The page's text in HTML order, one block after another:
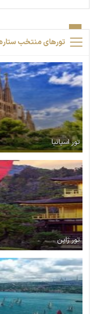
تورهای منتخب
تور اسپانیا
تور ژاپن